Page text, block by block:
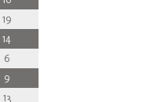
19
14
6
9
13